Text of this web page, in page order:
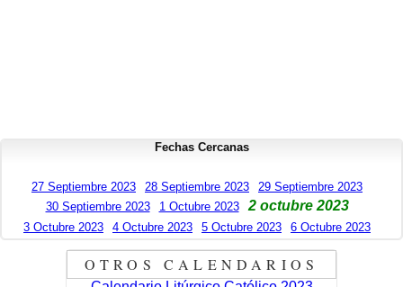
Fechas Cercanas
27 Septiembre 2023 28 Septiembre 2023
29 Septiembre 2023
30 Septiembre 2023
1 Octubre 2023 2 octubre 2023
3 Octubre 2023 4 Octubre 2023 5 Octubre 2023 6 Octubre 2023
OTROS CALENDARIOS